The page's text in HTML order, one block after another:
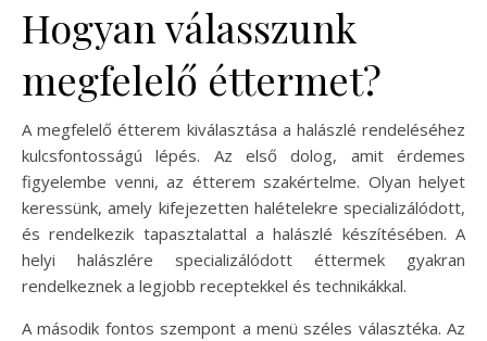
Hogyan válasszunk
megfelelő éttermet?
A megfelelő étterem kiválasztása a halászlé rendeléséhez
kulcsfontosságú lépés. Az első dolog, amit érdemes
figyelembe venni, az étterem szakértelme. Olyan helyet
keressünk, amely kifejezetten halételekre specializálódott,
és rendelkezik tapasztalattal a halászlé készítésében. A
helyi halászlére specializálódott éttermek gyakran
rendelkeznek a legjobb receptekkel és technikákkal.
A második fontos szempont a menü széles választéka. Az